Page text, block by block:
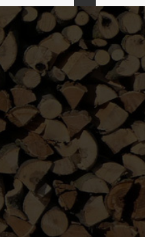
ペー
ジト
ップ